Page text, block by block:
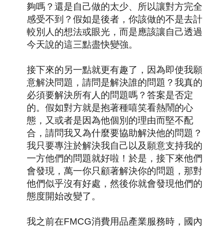
夠嗎？還是自己做的太少、所以讓對方完全
感受不到？假如是後者，你該做的不是去計
較別人的想法或眼光，而是應該讓自己透過
今天說的這三點盡快變強。
接下來的另一點就更有趣了，因為即使我願
意解決問題，請問是解決誰的問題？我真的
必須要解決所有人的問題嗎？答案是否定
的。假如對方就是抱著種嘻笑看熱鬧的心
態，又或者是因為他個別的理由而堅不配
合，請問我又為什麼要協助解決他的問題？
我只要專注於解決我自己以及願意支持我的
一方他們的問題就好啦！於是，接下來他們
會發現，萬一你只顧著解決你的問題，那對
他們似乎沒有好處，然後你就會發現他們的
態度開始改變了。
我之前在FMCG消費用品產業服務時，國內